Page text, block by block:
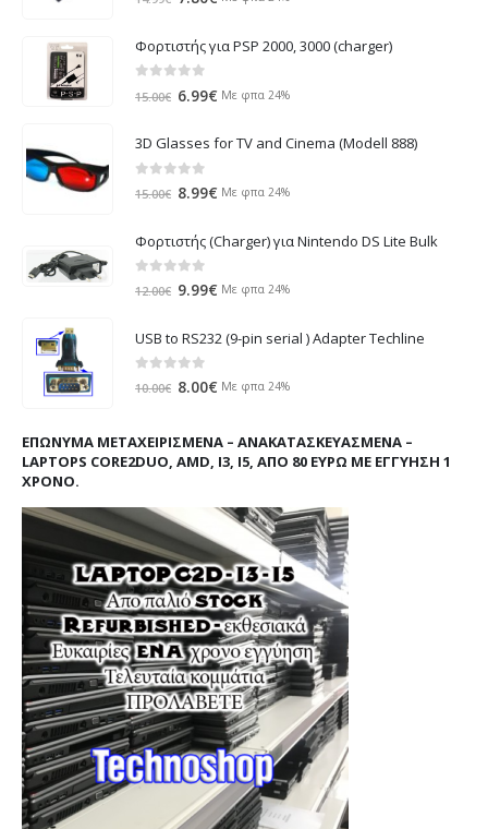
was:
14.99€.
τιμή
Φορτιστής για PSP 2000, 3000 (charger)
out of 5
15.00€ Original
was:
15.00€.
6.99€ Η
τιμή
Με φπα 24%
3D Glasses for TV and Cinema (Modell 888)
out of 5
15.00€ Original
was:
15.00€.
8.99€ Η
τιμή
είναι:
Με φπα 24%
Φορτιστής (Charger) για Nintendo DS Lite Bulk
out of 5
12.00€ Original
was:
12.00€.
9.99€ Η
τιμή
είναι:
Με φπα 24%
USB to RS232 (9-pin serial ) Adapter Techline
out of 5
10.00€ Original
10.00€.
8.00€ Η
είναι:
8.00€.
Με φπα 24%
ΕΠΏΝΥΜΑ ΜΕΤΑΧΕΙΡΙΣΜΈΝΑ – ΑΝΑΚΑΤΑΣΚΕΥΑΣΜΈΝΑ –
LAPTOPS CORE2DUO, AMD, I3, I5, ΑΠΌ 80 ΕΥΡΏ ΜΕ ΕΓΓΎΗΣΗ 1
ΧΡΌΝΟ.